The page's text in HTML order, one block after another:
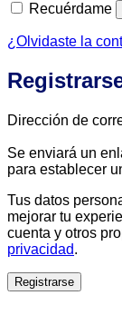
Recuérdame
¿Olvidaste la
Dirección de
Se enviará un
para establecer
Tus datos
mejorar tu
cuenta y otros
privacidad.
Registrarse